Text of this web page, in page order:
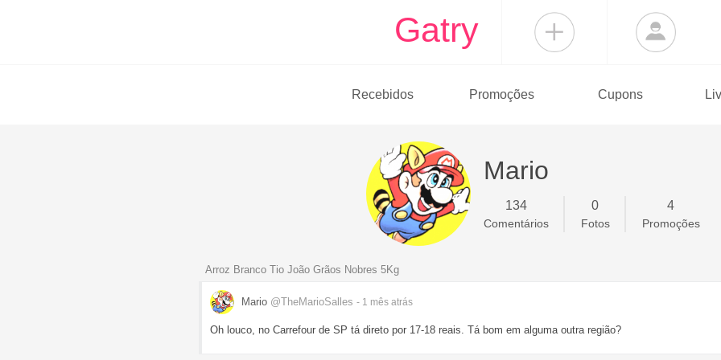
Gatry
Recebidos Promoções Cupons
Mario
134
Comentários
0
Fotos
4
Promoções
Arroz Branco Tio João Grãos Nobres 5Kg
Mario @TheMarioSalles - 1 mês atrás
Oh louco, no Carrefour de SP tá direto por 17-18 reais. Tá bom em alguma outra região?